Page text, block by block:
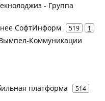
- Группа
СофтИнформ 519 1
Коммуникации
платформа
514